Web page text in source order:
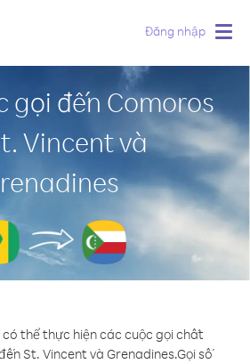
Đăng nhập
gọi đến Comoros
Vincent và
có thể thực hiện các cuộc gọi chất
St. Vincent và Grenadines.Gọi số